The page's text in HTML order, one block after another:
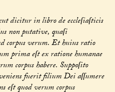
dicitur in libro de eccleſiaſticis
non putative, quaſi
corpus verum. Et huius ratio
prima eſt ex ratione humanae
corpus habere. Suppoſito
fuerit filium Dei aſſumere
eſt quod verum corpus